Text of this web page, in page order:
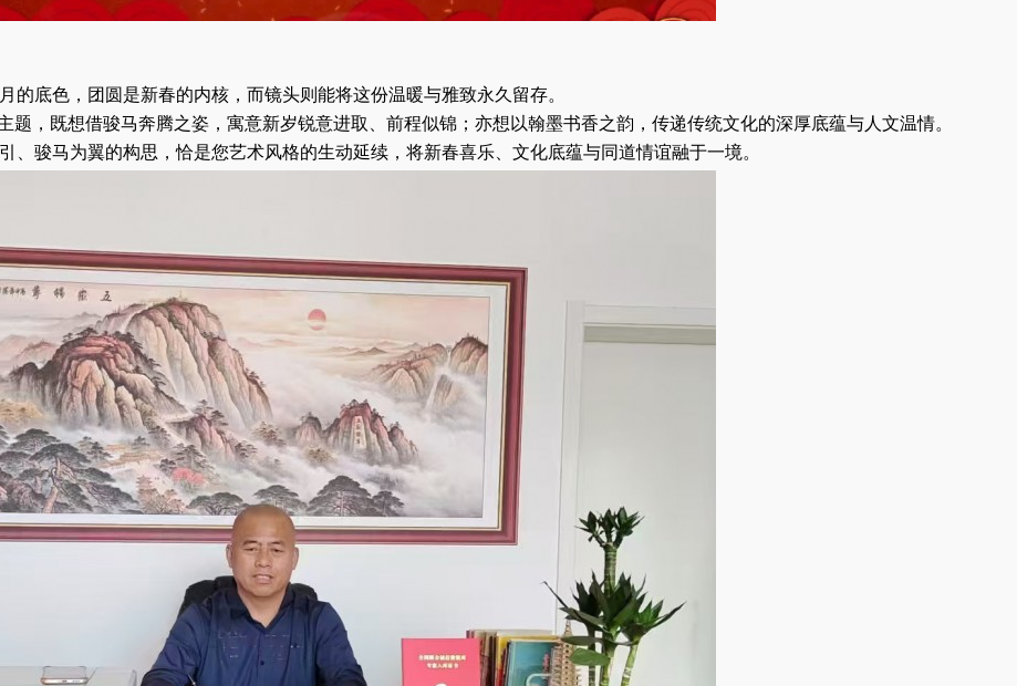
底色，团圆是新春的内核，而镜头则能将这份温暖与雅致永久留存。
题，既想借骏马奔腾之姿，寓意新岁锐意进取、前程似锦；亦想以翰墨书香之韵，传递传统文化的深厚底蕴与人文温情。
骏马为翼的构思，恰是您艺术风格的生动延续，将新春喜乐、文化底蕴与同道情谊融于一境。